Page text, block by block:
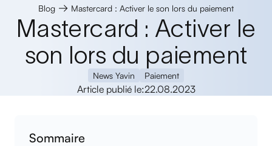
Blog → Mastercard : Activer le son lors du paiement
Mastercard : Activer le
son lors du paiement
News Yavin Paiement
Article publié le:22.08.2023
Sommaire